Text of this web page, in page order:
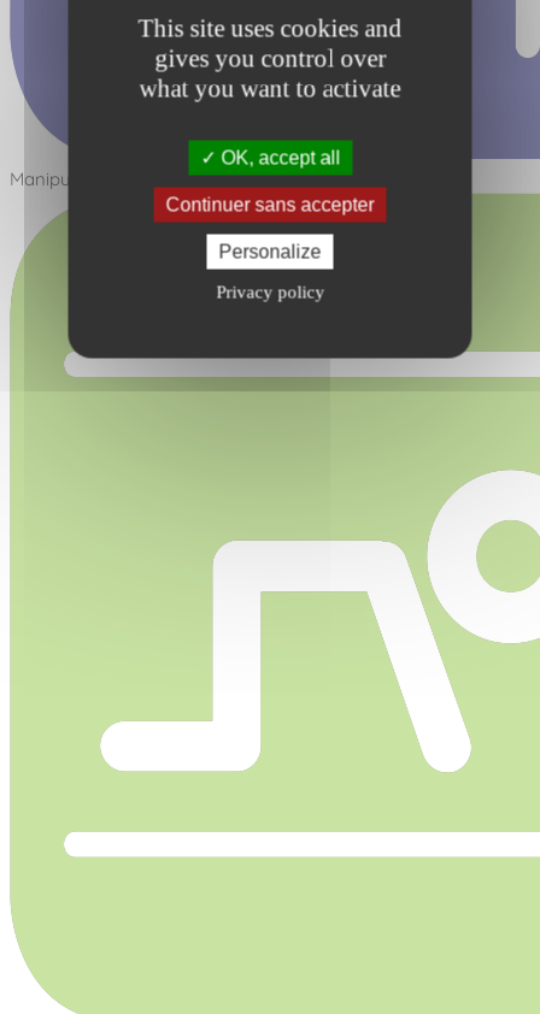
This site uses cookies and
gives you control over
what you want to activate
OK, accept all
Continuer sans accepter
Personalize
Privacy policy
Manipuler - Réfléchir